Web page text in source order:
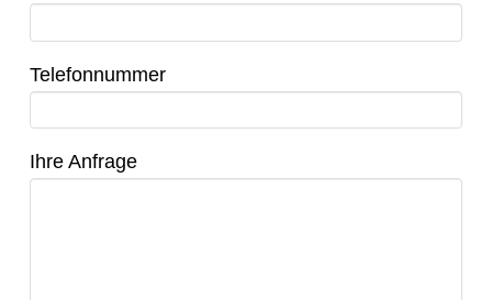
Telefonnummer
Ihre Anfrage